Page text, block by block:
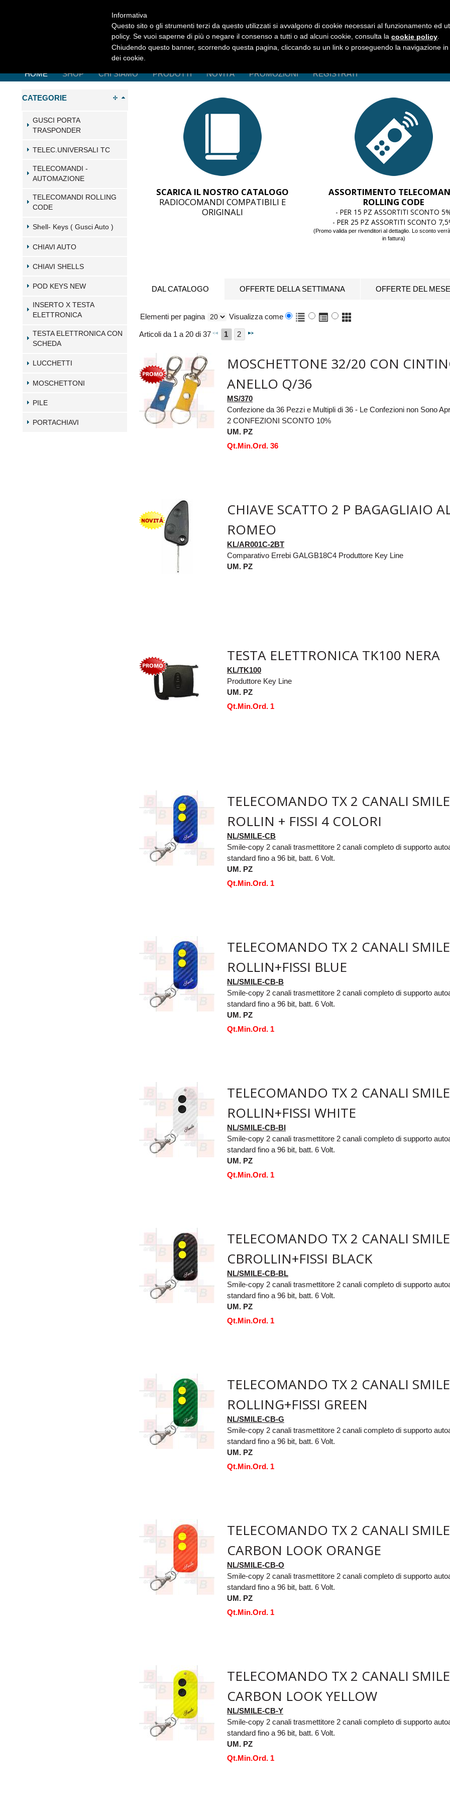
HOME SHOP CHI SIAMO PRODOTTI NOVITÀ PROMOZIONI REGISTRATI
CATEGORIE
GUSCI PORTA
TRASPONDER
TELEC.UNIVERSALI TC
TELECOMANDI -
AUTOMAZIONE
TELECOMANDI ROLLING
CODE
Shell- Keys ( Gusci Auto )
CHIAVI AUTO
CHIAVI SHELLS
POD KEYS NEW
INSERTO X TESTA
ELETTRONICA
TESTA ELETTRONICA CON
SCHEDA
LUCCHETTI
MOSCHETTONI
PILE
PORTACHIAVI
SCARICA IL NOSTRO CATALOGO
RADIOCOMANDI COMPATIBILI E
ORIGINALI
ASSORTIMENTO
ROLLING CODE
- PER 15 PZ ASSORTITI SCONTO
- PER 25 PZ ASSORTITI SCONTO
(Promo valida per rivenditori al dettaglio. Lo sconto
in fattura)
DAL CATALOGO OFFERTE DELLA SETTIMANA OFFERTE DEL MESE
Elementi per pagina Visualizza come
Articoli da 1 a 20 di 37 1 2
MOSCHETTONE 32/20 CON
ANELLO Q/36
MS/370
Confezione da 36 Pezzi e Multipli di 36 - Le Confezioni non Sono
2 CONFEZIONI SCONTO 10%
UM. PZ
Qt.Min.Ord. 36
CHIAVE SCATTO 2 P BAGAGLIAIO
ROMEO
KL/AR001C-2BT
Comparativo Errebi GALGB18C4 Produttore Key Line
UM. PZ
TESTA ELETTRONICA TK100 NERA
KL/TK100
Produttore Key Line
UM. PZ
Qt.Min.Ord. 1
TELECOMANDO TX 2 CANALI
ROLLIN + FISSI 4 COLORI
NL/SMILE-CB
Smile-copy 2 canali trasmettitore 2 canali completo di supporto
standard fino a 96 bit, batt. 6 Volt.
UM. PZ
Qt.Min.Ord. 1
TELECOMANDO TX 2 CANALI
ROLLIN+FISSI BLUE
NL/SMILE-CB-B
Smile-copy 2 canali trasmettitore 2 canali completo di supporto
standard fino a 96 bit, batt. 6 Volt.
UM. PZ
Qt.Min.Ord. 1
TELECOMANDO TX 2 CANALI
ROLLIN+FISSI WHITE
NL/SMILE-CB-BI
Smile-copy 2 canali trasmettitore 2 canali completo di supporto
standard fino a 96 bit, batt. 6 Volt.
UM. PZ
Qt.Min.Ord. 1
TELECOMANDO TX 2 CANALI
CBROLLIN+FISSI BLACK
NL/SMILE-CB-BL
Smile-copy 2 canali trasmettitore 2 canali completo di supporto
standard fino a 96 bit, batt. 6 Volt.
UM. PZ
Qt.Min.Ord. 1
TELECOMANDO TX 2 CANALI
ROLLING+FISSI GREEN
NL/SMILE-CB-G
Smile-copy 2 canali trasmettitore 2 canali completo di supporto
standard fino a 96 bit, batt. 6 Volt.
UM. PZ
Qt.Min.Ord. 1
TELECOMANDO TX 2 CANALI
CARBON LOOK ORANGE
NL/SMILE-CB-O
Smile-copy 2 canali trasmettitore 2 canali completo di supporto
standard fino a 96 bit, batt. 6 Volt.
UM. PZ
Qt.Min.Ord. 1
TELECOMANDO TX 2 CANALI
CARBON LOOK YELLOW
NL/SMILE-CB-Y
Smile-copy 2 canali trasmettitore 2 canali completo di supporto
standard fino a 96 bit, batt. 6 Volt.
UM. PZ
Qt.Min.Ord. 1
Informativa
Questo sito o gli strumenti terzi da questo utilizzati si avvalgono di cookie necessari al funzionamento ed
policy. Se vuoi saperne di più o negare il consenso a tutti o ad alcuni cookie, consulta la cookie policy
Chiudendo questo banner, scorrendo questa pagina, cliccando su un link o proseguendo la navigazione
dei cookie.